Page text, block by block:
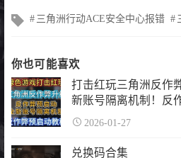
文
签
三角洲行动ACE安全中心报错
你也可能喜欢
打击红玩三角洲反作
新账号隔离机制！反
2026-01-27
兑换码合集